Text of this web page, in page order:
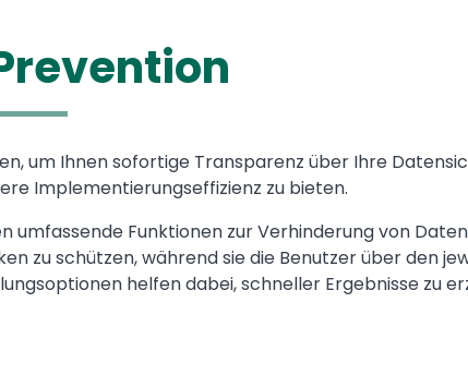
um Ihnen sofortige Transparenz über Ihre
Implementierungseffizienz zu bieten.
umfassende Funktionen zur Verhinderung von
zu schützen, während sie die Benutzer über den
helfen dabei, schneller Ergebnisse zu